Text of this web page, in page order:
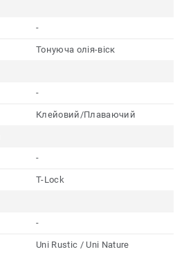
-
Тонуюча олія-віск
-
Клейовий/Плаваючий
-
T-Lock
-
Uni Rustic / Uni Nature